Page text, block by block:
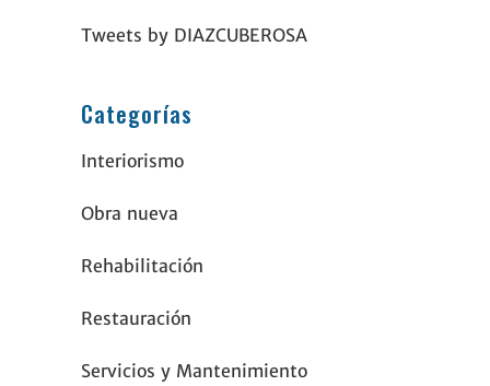
Tweets by DIAZCUBEROSA
Categorías
Interiorismo
Obra nueva
Rehabilitación
Restauración
Servicios y Mantenimiento